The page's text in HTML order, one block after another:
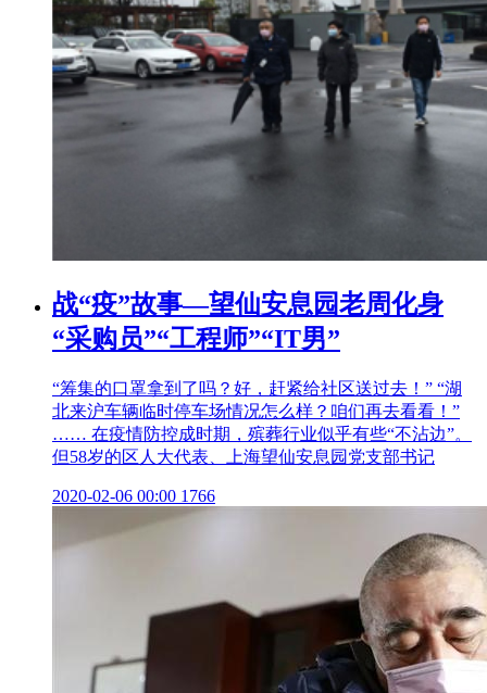
战“疫”故事—望仙安息园老周化身
“采购员”“工程师”“IT男”
“筹集的口罩拿到了吗？好，赶紧给社区送过去！” “湖
北来沪车辆临时停车场情况怎么样？咱们再去看看！”
…… 在疫情防控成时期，殡葬行业似乎有些“不沾边”。
但58岁的区人大代表、上海望仙安息园党支部书记
2020-02-06 00:00 1766